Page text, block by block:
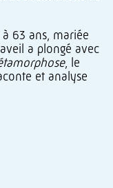
63 ans, mariée
a plongé avec
, le
et analyse